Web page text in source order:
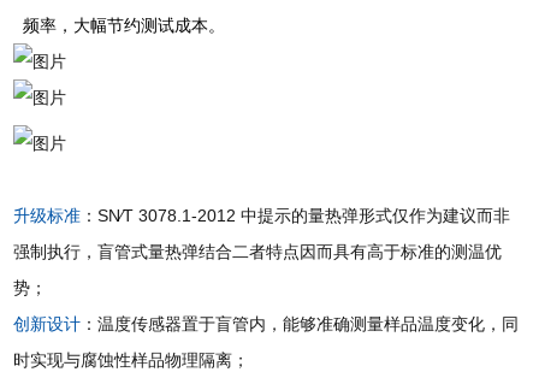
频率，大幅节约测试成本。
升级标准 ：SN∕T 3078.1-2012 中提示的量热弹形式仅作为建议而非
强制执行，盲管式量热弹结合二者特点因而具有高于标准的测温优
势；
创新设计 ：温度传感器置于盲管内，能够准确测量样品温度变化，同
时实现与腐蚀性样品物理隔离；